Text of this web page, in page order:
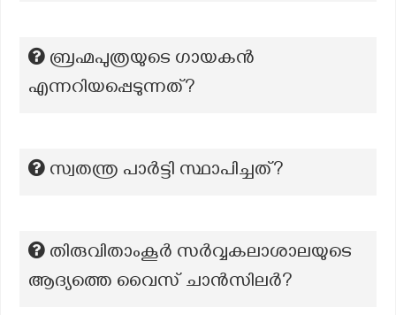
ബ്രഹ്മപുത്രയുടെ ഗായകൻ
എന്നറിയപ്പെടുന്നത്?
സ്വതന്ത്ര പാർട്ടി സ്ഥാപിച്ചത്?
തിരുവിതാംകൂർ സർവ്വകലാശാലയുടെ
ആദ്യത്തെ വൈസ് ചാൻസിലർ?